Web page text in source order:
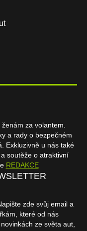
za volantem.
a rady o bezpečném
Exkluzivně u nás také
soutěže o atraktivní
REDAKCE
zde svůj email a
které od nás
ze světa aut,